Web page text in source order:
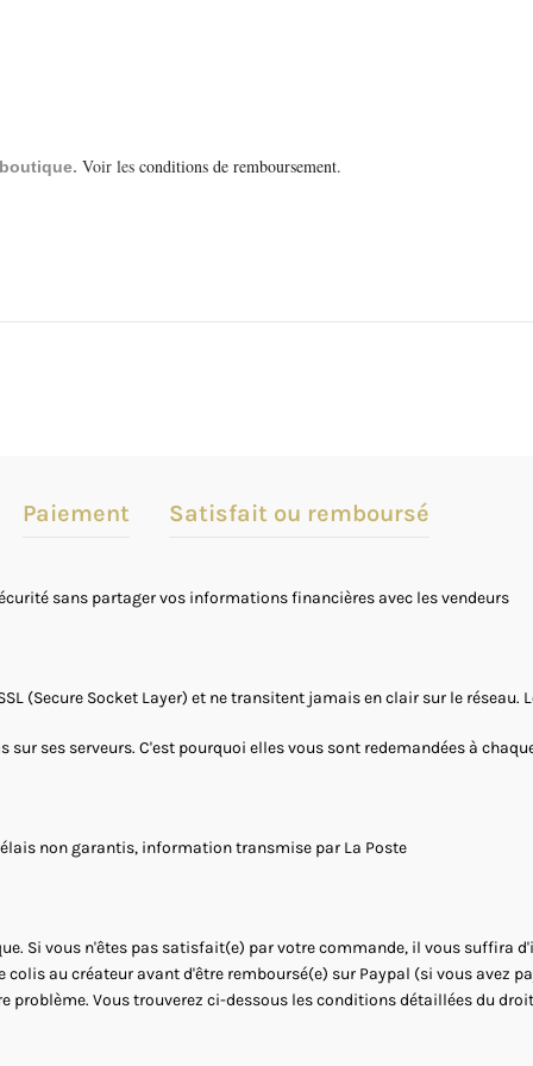
Voir les conditions de remboursement.
Paiement Satisfait ou remboursé
sans partager vos informations financières avec les vendeurs
(Secure Socket Layer) et ne transitent jamais en clair sur le
sur ses serveurs. C'est pourquoi elles vous sont redemandées à
non garantis, information transmise par La Poste
Si vous n'êtes pas satisfait(e) par votre commande, il vous suffira
au créateur avant d'être remboursé(e) sur Paypal (si vous avez
problème. Vous trouverez ci-dessous les conditions détaillées du